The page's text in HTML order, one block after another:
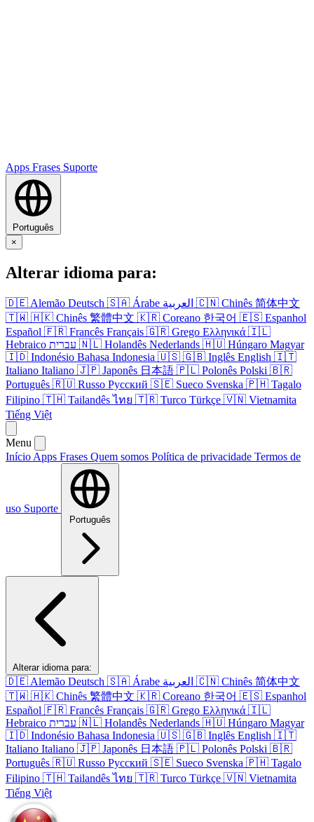
Apps Frases Suporte
Português
×
Alterar idioma para:
🇩🇪 Alemão Deutsch 🇸🇦 Árabe العربية 🇨🇳 Chinês 简体中文
🇹🇼 🇭🇰 Chinês 繁體中文 🇰🇷 Coreano 한국어 🇪🇸 Espanhol
Español 🇫🇷 Francês Français 🇬🇷 Grego Ελληνικά 🇮🇱
Hebraico עברית 🇳🇱 Holandês Nederlands 🇭🇺 Húngaro Magyar
🇮🇩 Indonésio Bahasa Indonesia 🇺🇸 🇬🇧 Inglês English 🇮🇹
Italiano Italiano 🇯🇵 Japonês 日本語 🇵🇱 Polonês Polski 🇧🇷
Português 🇷🇺 Russo Русский 🇸🇪 Sueco Svenska 🇵🇭 Tagalo
Filipino 🇹🇭 Tailandês ไทย 🇹🇷 Turco Türkçe 🇻🇳 Vietnamita
Tiếng Việt
Menu
Início Apps Frases Quem somos Política de privacidade Termos de
uso Suporte
Português
Alterar idioma para:
🇩🇪 Alemão Deutsch 🇸🇦 Árabe العربية 🇨🇳 Chinês 简体中文
🇹🇼 🇭🇰 Chinês 繁體中文 🇰🇷 Coreano 한국어 🇪🇸 Espanhol
Español 🇫🇷 Francês Français 🇬🇷 Grego Ελληνικά 🇮🇱
Hebraico עברית 🇳🇱 Holandês Nederlands 🇭🇺 Húngaro Magyar
🇮🇩 Indonésio Bahasa Indonesia 🇺🇸 🇬🇧 Inglês English 🇮🇹
Italiano Italiano 🇯🇵 Japonês 日本語 🇵🇱 Polonês Polski 🇧🇷
Português 🇷🇺 Russo Русский 🇸🇪 Sueco Svenska 🇵🇭 Tagalo
Filipino 🇹🇭 Tailandês ไทย 🇹🇷 Turco Türkçe 🇻🇳 Vietnamita
Tiếng Việt